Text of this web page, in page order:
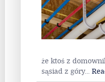
że ktoś z
sąsiad z góry…